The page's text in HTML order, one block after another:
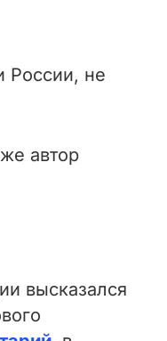
России, не
автор
высказался